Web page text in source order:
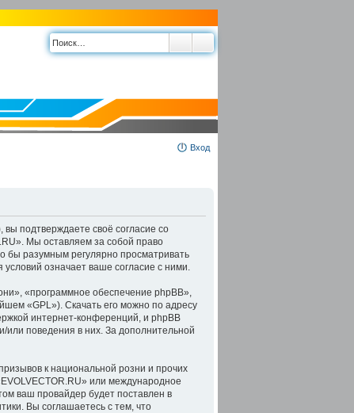
Вход
подтверждаете своё согласие со
Мы оставляем за собой право
бы разумным регулярно просматривать
означает ваше согласие с ними.
«программное обеспечение phpBB»,
«GPL»). Скачать его можно по адресу
интернет-конференций, и phpBB
или поведения в них. За дополнительной
к национальной розни и прочих
или международное
ваш провайдер будет поставлен в
Вы соглашаетесь с тем, что